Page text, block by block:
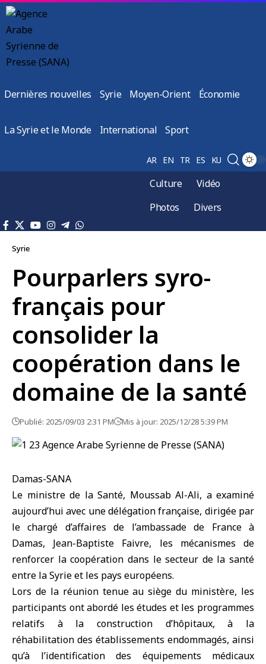
Dernières nouvelles Syrie Moyen-Orient Économie
La Syrie et le Monde International Sport
AR EN TR ES KU
Culture
Vidéo
Photos
Divers
Syrie
Pourparlers syro-
français pour
consolider la
coopération dans le
domaine de la santé
Publié: 2025/09/03 2:31 PM Mis à jour: 2025/12/28 5:39 PM
Damas-SANA
Le ministre de la Santé, Moussab Al-Ali, a examiné
aujourd’hui avec une délégation française, dirigée par
le chargé d’affaires de l’ambassade de France à
Damas, Jean-Baptiste Faivre, les mécanismes de
renforcer la coopération dans le secteur de la santé
entre la Syrie et les pays européens.
Lors de la réunion tenue au siège du ministère, les
participants ont abordé les études et les programmes
relatifs à la construction d’hôpitaux, à la
réhabilitation des établissements endommagés, ainsi
qu’à l’identification des équipements médicaux